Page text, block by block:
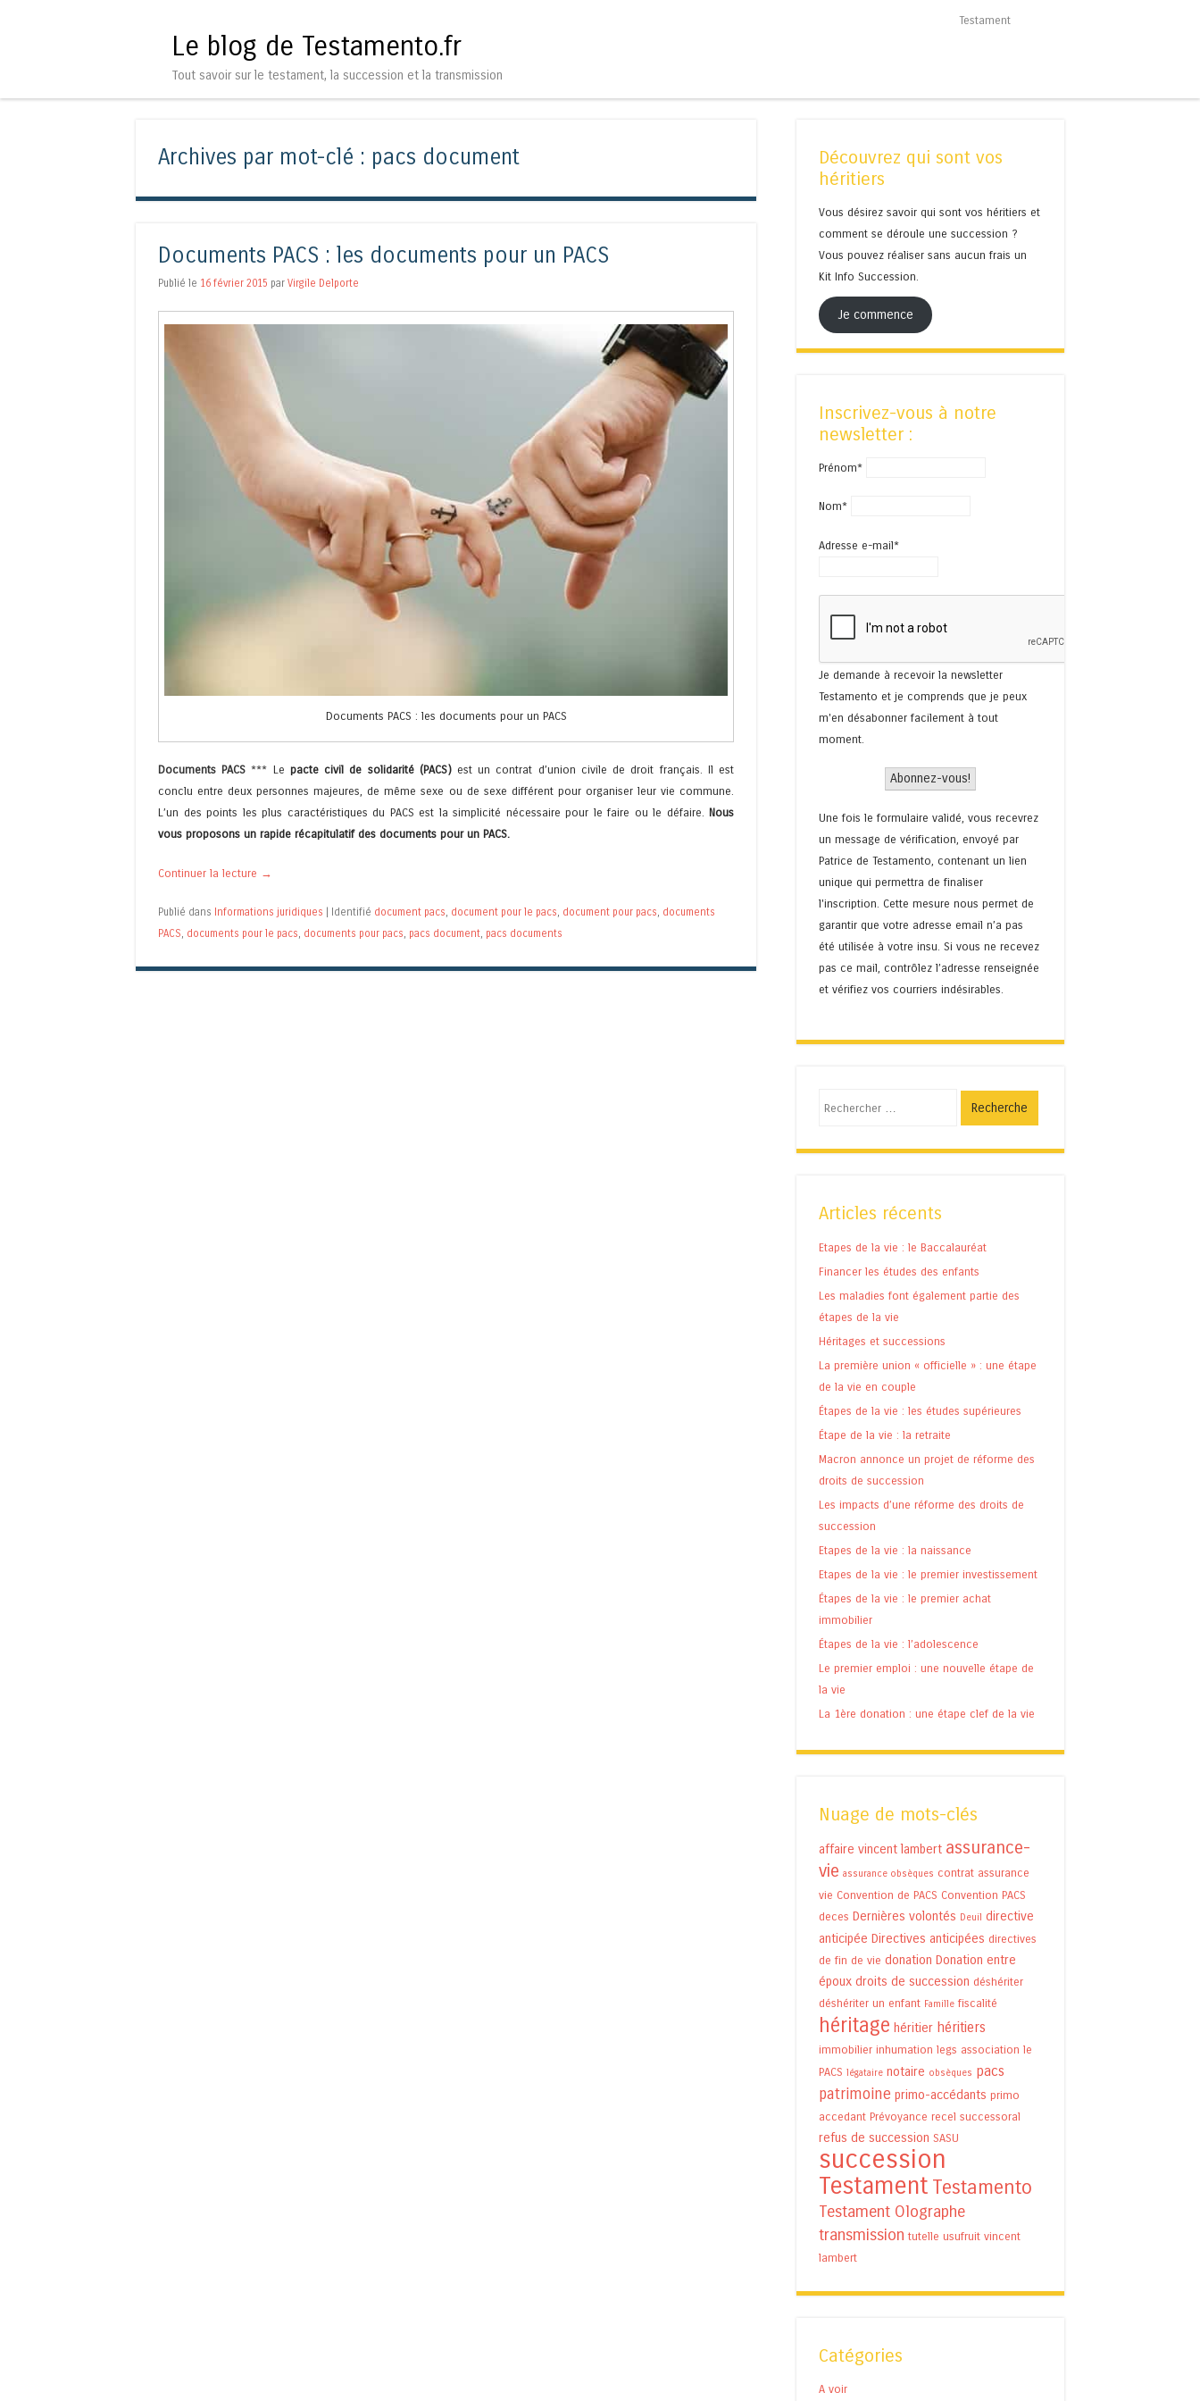
Le blog de Testamento.fr
Tout savoir sur le testament, la succession et la transmission
Testament
Archives par mot-clé : pacs document
Documents PACS : les documents pour un PACS
Publié le 16 février 2015 par Virgile Delporte
Documents PACS : les documents pour un PACS
Documents PACS *** Le pacte civil de solidarité (PACS)est un contrat d’union civile de droit français. Il est
conclu entre deux personnes majeures, de même sexe ou de sexe différent pour organiser leur vie commune.
L’un des points les plus caractéristiques du PACS est la simplicité nécessaire pour le faire ou le défaire. Nous
vous proposons un rapide récapitulatif des documents pour un PACS.
Continuer la lecture →
Publié dans Informations juridiques | Identifié document pacs, document pour le pacs, document pour pacs, documents
PACS, documents pour le pacs, documents pour pacs, pacs document, pacs documents
Découvrez qui sont vos
héritiers
Vous désirez savoir qui sont vos héritiers et
comment se déroule une succession ?
Vous pouvez réaliser sans aucun frais un
Kit Info Succession.
Je commence
Inscrivez-vous à notre
newsletter :
Prénom*
Nom*
Adresse e-mail*
Je demande à recevoir la newsletter
Testamento et je comprends que je peux
m'en désabonner facilement à tout
moment.
Une fois le formulaire validé, vous recevrez
un message de vérification, envoyé par
Patrice de Testamento, contenant un lien
unique qui permettra de finaliser
l'inscription. Cette mesure nous permet de
garantir que votre adresse email n’a pas
été utilisée à votre insu. Si vous ne recevez
pas ce mail, contrôlez l’adresse renseignée
et vérifiez vos courriers indésirables.
Articles récents
Etapes de la vie : le Baccalauréat
Financer les études des enfants
Les maladies font également partie des
étapes de la vie
Héritages et successions
La première union « officielle » : une étape
de la vie en couple
Étapes de la vie : les études supérieures
Étape de la vie : la retraite
Macron annonce un projet de réforme des
droits de succession
Les impacts d’une réforme des droits de
succession
Etapes de la vie : la naissance
Etapes de la vie : le premier investissement
Étapes de la vie : le premier achat
immobilier
Étapes de la vie : l’adolescence
Le premier emploi : une nouvelle étape de
la vie
La 1ère donation : une étape clef de la vie
Nuage de mots-clés
affaire vincent lambert assurance-
vie assurance obsèques contrat assurance
vie Convention de PACS Convention PACS
deces Dernières volontés Deuil directive
anticipée Directives anticipées directives
de fin de vie donation Donation entre
époux droits de succession déshériter
déshériter un enfant Famille fiscalité
héritage héritier héritiers
immobilier inhumation legs association le
PACS légataire notaire obsèques pacs
patrimoine primo-accédants primo
accedant Prévoyance recel successoral
refus de succession SASU
succession
Testament Testamento
Testament Olographe
transmission tutelle usufruit vincent
lambert
Catégories
A voir